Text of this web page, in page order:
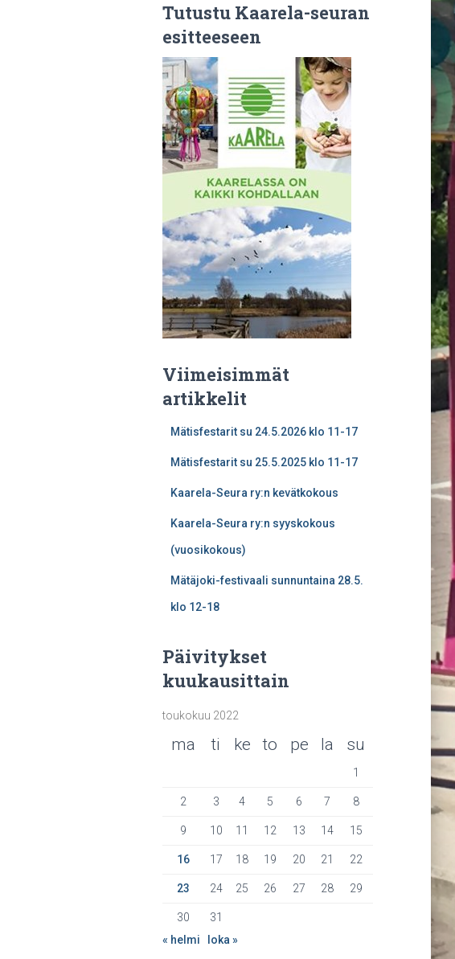
Tutustu Kaarela-seuran
esitteeseen
Viimeisimmät
artikkelit
Mätisfestarit su 24.5.2026 klo 11-17
Mätisfestarit su 25.5.2025 klo 11-17
Kaarela-Seura ry:n kevätkokous
Kaarela-Seura ry:n syyskokous
(vuosikokous)
Mätäjoki-festivaali sunnuntaina 28.5.
klo 12-18
Päivitykset
kuukausittain
toukokuu 2022
ma ti ke to pe la su
1
2 3 4 5 6 7 8
9 10 11 12 13 14 15
16 17 18 19 20 21 22
23 24 25 26 27 28 29
30
31
« helmi
loka »